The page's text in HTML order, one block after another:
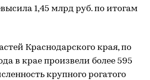
1,45 млрд руб. по итогам
Краснодарского края, по
в крае произвели более 595
крупного рогатого